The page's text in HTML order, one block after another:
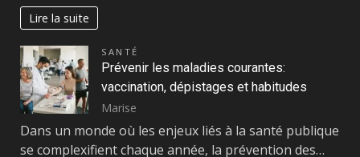
Lire la suite
SANTÉ
Prévenir les maladies courantes:
vaccination, dépistages et habitudes
Marise
Dans un monde où les enjeux liés à la santé publique
se complexifient chaque année, la prévention des…